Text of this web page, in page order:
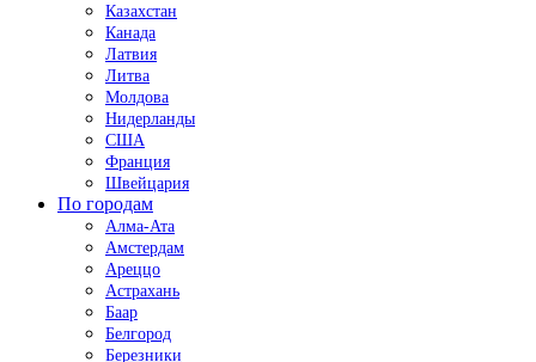
Казахстан
Канада
Латвия
Литва
Молдова
Нидерланды
США
Франция
Швейцария
По городам
Алма-Ата
Амстердам
Ареццо
Астрахань
Баар
Белгород
Березники